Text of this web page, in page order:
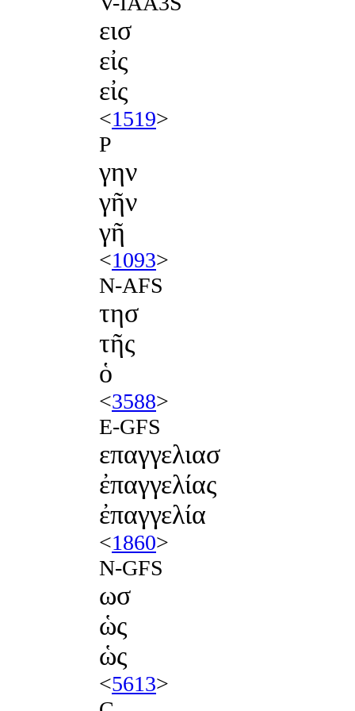
εισ
εἰς
εἰς
<1519>
P
γην
γῆν
γῆ
<1093>
N-AFS
τησ
τῆς
ὁ
<3588>
E-GFS
επαγγελιασ
ἐπαγγελίας
ἐπαγγελία
<1860>
N-GFS
ωσ
ὡς
ὡς
<5613>